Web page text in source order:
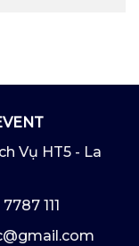
Vụ HT5 - La
111